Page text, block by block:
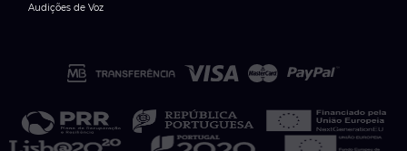
Audições de Voz